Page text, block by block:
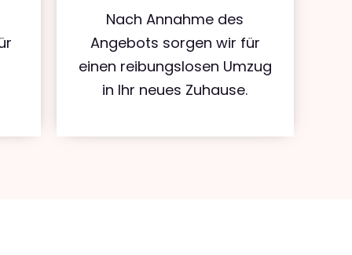
Nach Annahme des
Angebots sorgen wir für
einen reibungslosen Umzug
in Ihr neues Zuhause.